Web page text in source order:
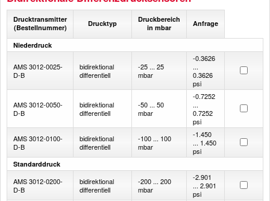
Drucktransmitter
(Bestellnummer)
Drucktyp
Druckbereich
in mbar
Anfrage
Niederdruck
AMS 3012-0025-
D-B
bidirektional
differentiell
-25 ... 25
mbar
-0.3626
...
0.3626
psi
AMS 3012-0050-
D-B
bidirektional
differentiell
-50 ... 50
mbar
-0.7252
...
0.7252
psi
AMS 3012-0100-
D-B
bidirektional
differentiell
-100 ... 100
mbar
-1.450
... 1.450
psi
Standarddruck
AMS 3012-0200-
D-B
bidirektional
differentiell
-200 ... 200
mbar
-2.901
... 2.901
psi